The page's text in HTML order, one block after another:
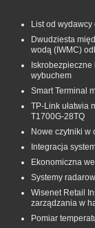
List od
Dwudziesta
wodą (IWMC)
wybuchem
Smart Terminal
TP-Link ułatwia
T1700G‑28TQ
Nowe czytniki w
Integracja
Ekonomiczna
Systemy
Wisenet Retail
zarządzania w
Pomiar